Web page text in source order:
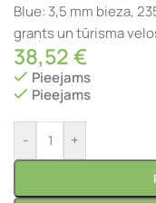
Blue: 3,5 mm bieza,
grants un tūrisma
38,52€
Pieejams
Pieejams
- +